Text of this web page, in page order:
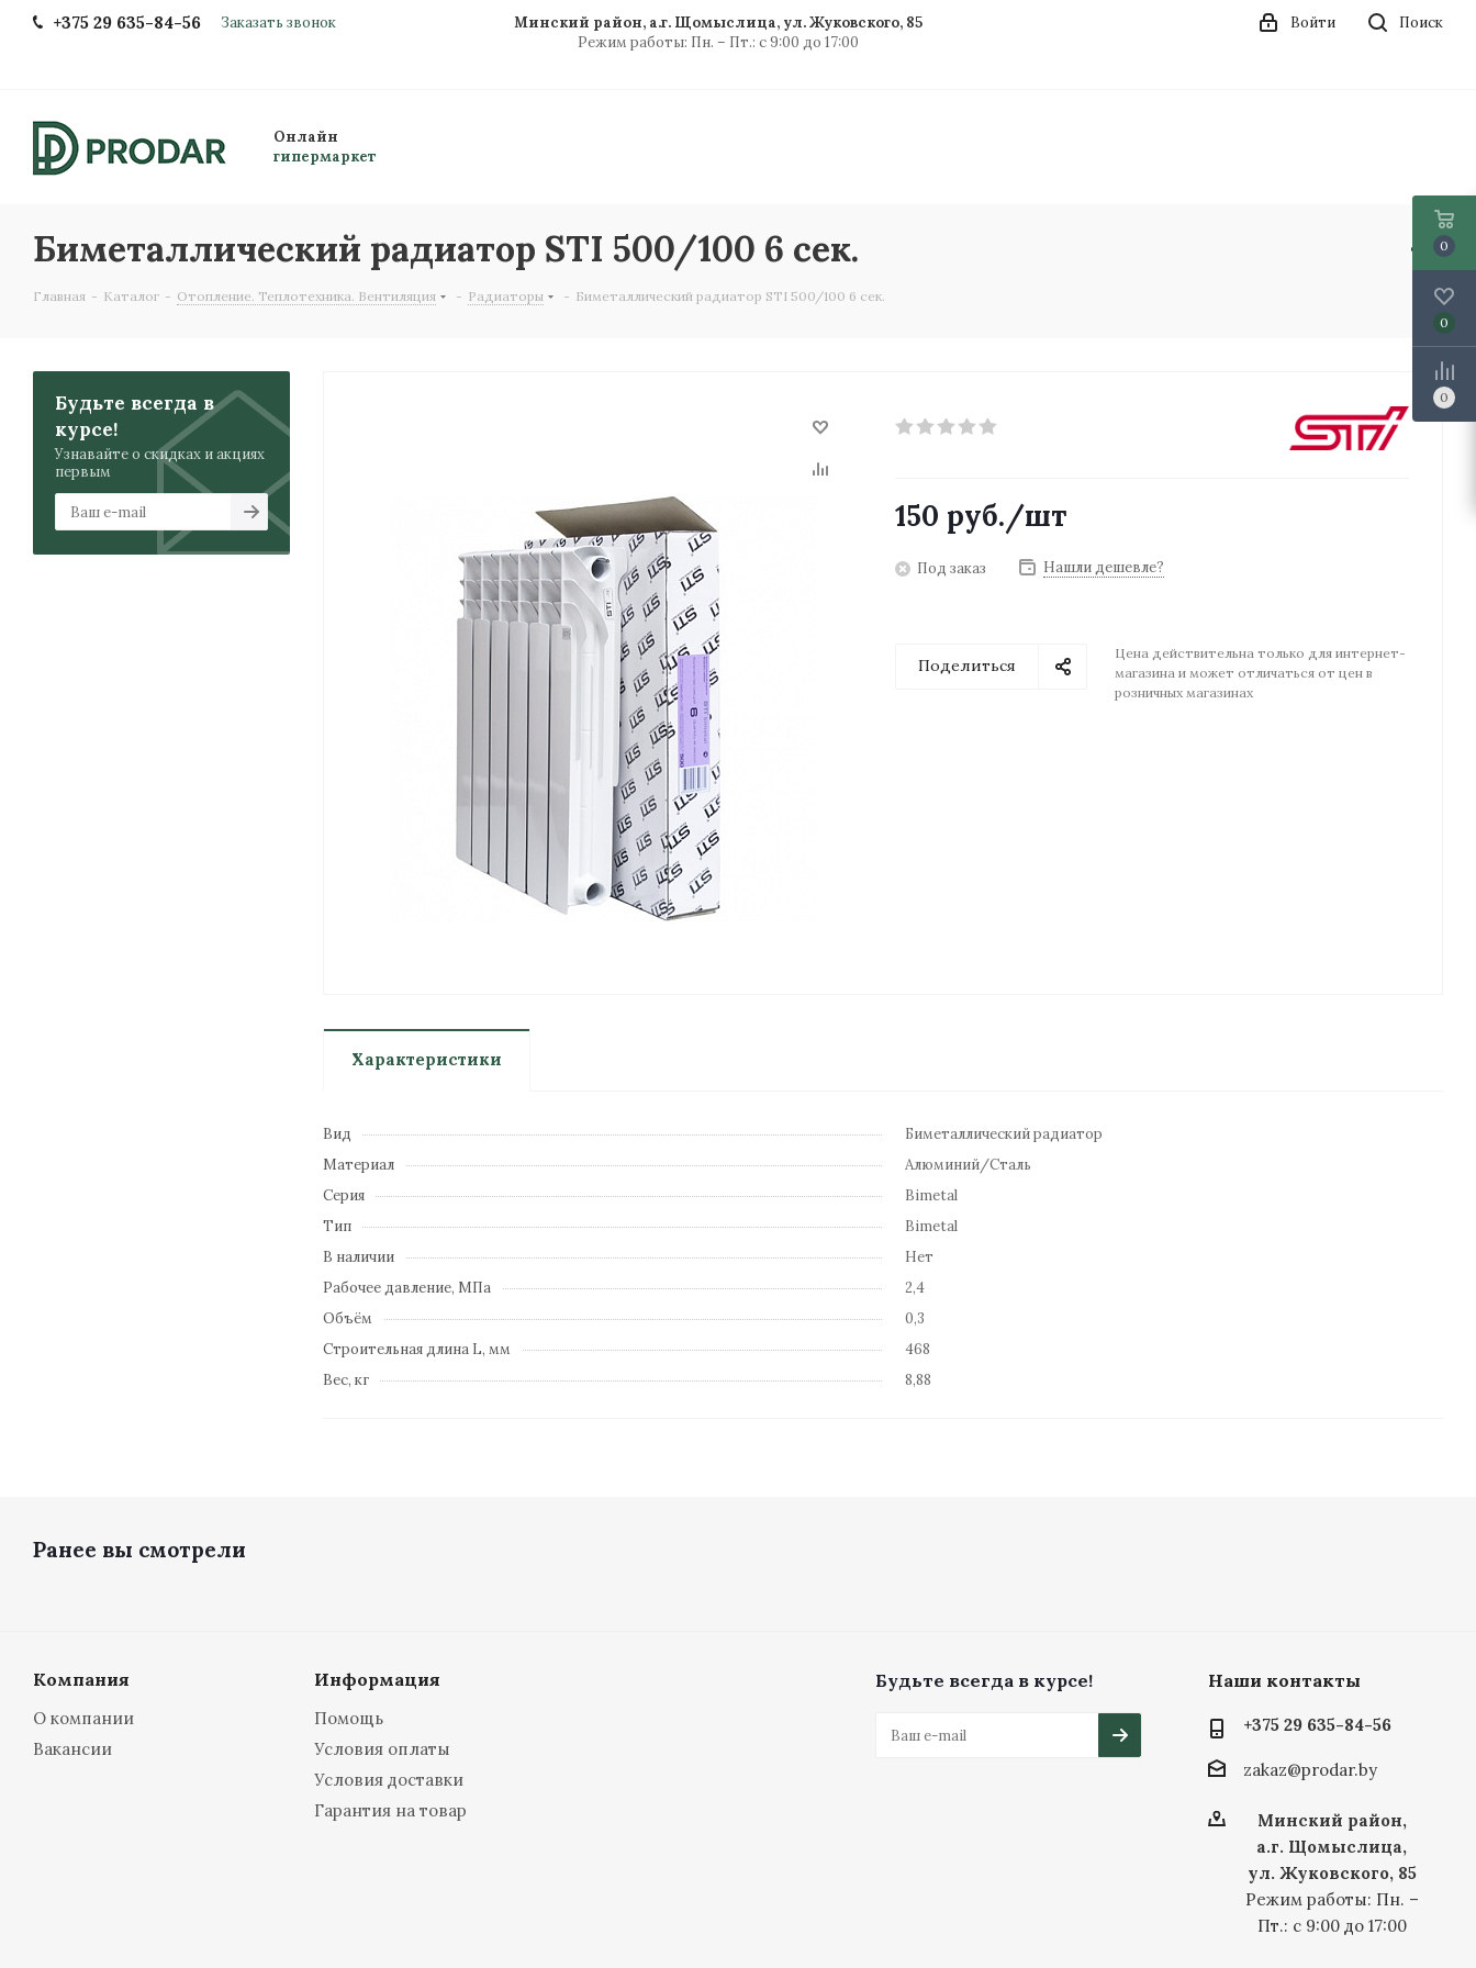
+375 29 635-84-56 Заказать звонок
Минский район, а.г. Щомыслица, ул. Жуковского, 85
Режим работы: Пн. – Пт.: с 9:00 до 17:00
Поиск
Войти
Онлайн
гипермаркет
Биметаллический радиатор STI 500/100 6 сек.
Главная - Каталог - Отопление. Теплотехника. Вентиляция - Радиаторы - Биметаллический радиатор STI 500/100 6 сек.
150 руб./шт
Под заказ Нашли дешевле?
Поделиться
Цена действительна только для интернет-
магазина и может отличаться от цен в
розничных магазинах
Характеристики
Вид
Биметаллический радиатор
Материал
Алюминий/Сталь
Серия
Bimetal
Тип
Bimetal
В наличии
Нет
Рабочее давление, МПа
2,4
Объём
0,3
Строительная длина L, мм
468
Вес, кг
8,88
Будьте всегда в
курсе!
Узнавайте о скидках и акциях
первым
Ранее вы смотрели
Компания
О компании
Вакансии
Информация
Помощь
Условия оплаты
Условия доставки
Гарантия на товар
Будьте всегда в курсе! Наши контакты
+375 29 635-84-56
zakaz@prodar.by
Минский район,
а.г. Щомыслица,
ул. Жуковского, 85
Режим работы: Пн. –
Пт.: с 9:00 до 17:00
0
0
0